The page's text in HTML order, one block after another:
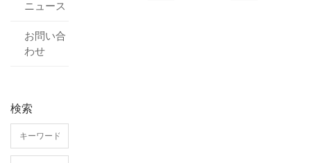
ニュース
お問い合
わせ
検索